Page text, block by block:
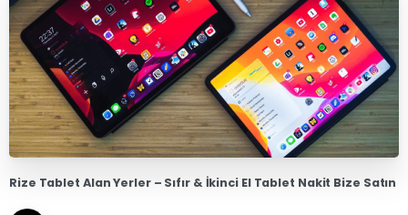
Rize Tablet Alan Yerler – Sıfır & İkinci El Tablet Nakit Bize Satın